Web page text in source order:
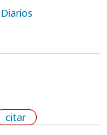
Diarios
citar